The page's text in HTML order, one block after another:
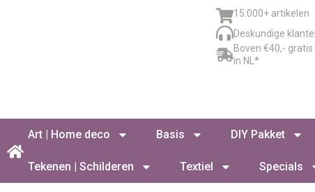
15.000+ artikelen
Deskundige
Boven €40,-
in NL*
Art | Home deco Basis DIY Pakket
Tekenen | Schilderen Textiel Specials